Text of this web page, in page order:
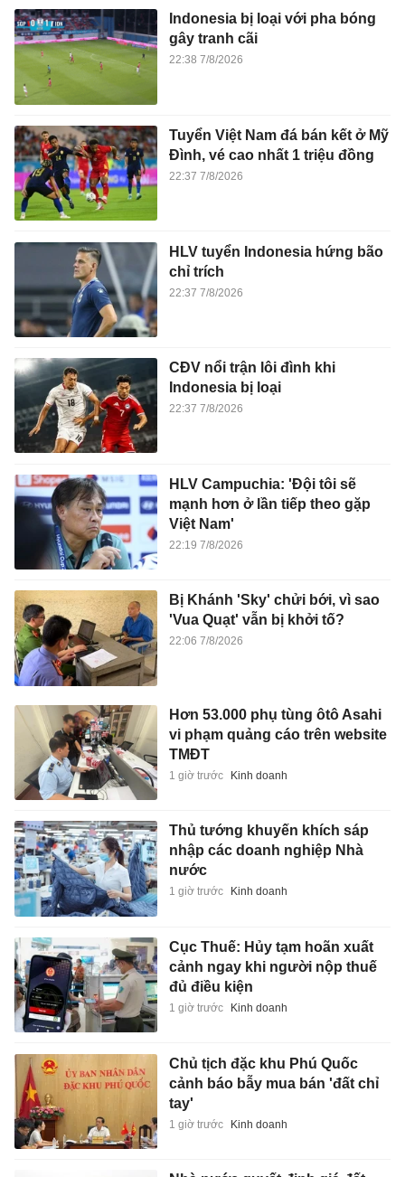
Indonesia bị loại với pha bóng
gây tranh cãi
22:38 7/8/2026
Tuyển Việt Nam đá bán kết ở Mỹ
Đình, vé cao nhất 1 triệu đồng
22:37 7/8/2026
HLV tuyển Indonesia hứng bão
chỉ trích
22:37 7/8/2026
CĐV nổi trận lôi đình khi
Indonesia bị loại
22:37 7/8/2026
HLV Campuchia: 'Đội tôi sẽ
mạnh hơn ở lần tiếp theo gặp
Việt Nam'
22:19 7/8/2026
Bị Khánh 'Sky' chửi bới, vì sao
'Vua Quạt' vẫn bị khởi tố?
22:06 7/8/2026
Hơn 53.000 phụ tùng ôtô Asahi
vi phạm quảng cáo trên website
TMĐT
1 giờ trước Kinh doanh
Thủ tướng khuyến khích sáp
nhập các doanh nghiệp Nhà
nước
1 giờ trước Kinh doanh
Cục Thuế: Hủy tạm hoãn xuất
cảnh ngay khi người nộp thuế
đủ điều kiện
1 giờ trước Kinh doanh
Chủ tịch đặc khu Phú Quốc
cảnh báo bẫy mua bán 'đất chỉ
tay'
1 giờ trước Kinh doanh